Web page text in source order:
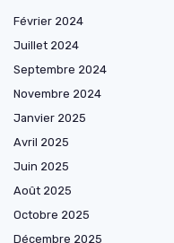
Février 2024
Juillet 2024
Septembre 2024
Novembre 2024
Janvier 2025
Avril 2025
Juin 2025
Août 2025
Octobre 2025
Décembre 2025